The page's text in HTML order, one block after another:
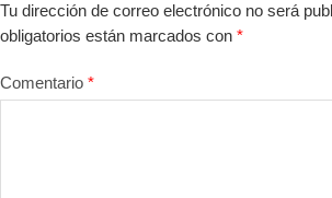
Tu dirección de correo electrónico no será
obligatorios están marcados con *
Comentario *